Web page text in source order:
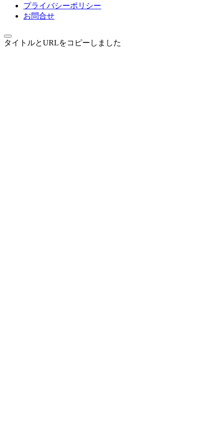
プライバシーポリシー
お問合せ
タイトルとURLをコピーしました